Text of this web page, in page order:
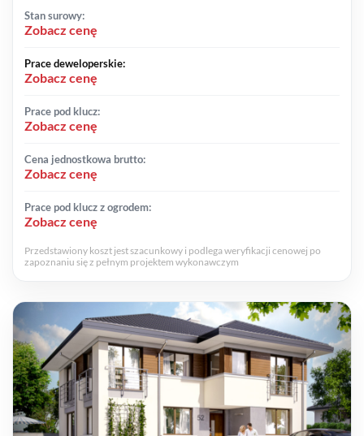
Stan surowy:
Zobacz cenę
Prace deweloperskie:
Zobacz cenę
Prace pod klucz:
Zobacz cenę
Cena jednostkowa brutto:
Zobacz cenę
Prace pod klucz z ogrodem:
Zobacz cenę
Przedstawiony koszt jest szacunkowy i podlega weryfikacji cenowej po
zapoznaniu się z pełnym projektem wykonawczym